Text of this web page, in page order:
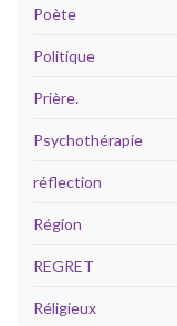
Poète
Politique
Prière.
Psychothérapie
réflection
Région
REGRET
Réligieux